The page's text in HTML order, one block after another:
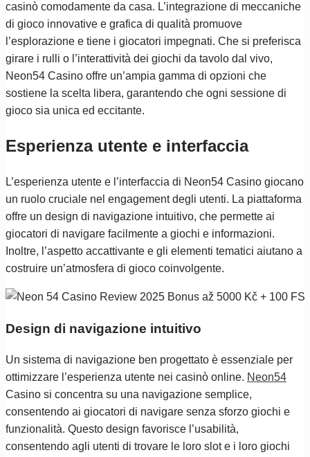
casinò comodamente da casa. L’integrazione di meccaniche
di gioco innovative e grafica di qualità promuove
l’esplorazione e tiene i giocatori impegnati. Che si preferisca
girare i rulli o l’interattività dei giochi da tavolo dal vivo,
Neon54 Casino offre un’ampia gamma di opzioni che
sostiene la scelta libera, garantendo che ogni sessione di
gioco sia unica ed eccitante.
Esperienza utente e interfaccia
L’esperienza utente e l’interfaccia di Neon54 Casino giocano
un ruolo cruciale nel engagement degli utenti. La piattaforma
offre un design di navigazione intuitivo, che permette ai
giocatori di navigare facilmente a giochi e informazioni.
Inoltre, l’aspetto accattivante e gli elementi tematici aiutano a
costruire un’atmosfera di gioco coinvolgente.
Design di navigazione intuitivo
Un sistema di navigazione ben progettato è essenziale per
ottimizzare l’esperienza utente nei casinò online. Neon54
Casino si concentra su una navigazione semplice,
consentendo ai giocatori di navigare senza sforzo giochi e
funzionalità. Questo design favorisce l’usabilità,
consentendo agli utenti di trovare le loro slot e i loro giochi